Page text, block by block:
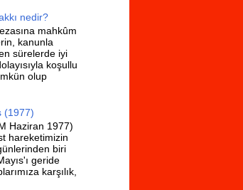
nedir?
mahkûm
kanunla
sürelerde iyi
koşullu
olup
(1977)
Haziran 1977)
hareketimizin
biri
geride
karşılık,